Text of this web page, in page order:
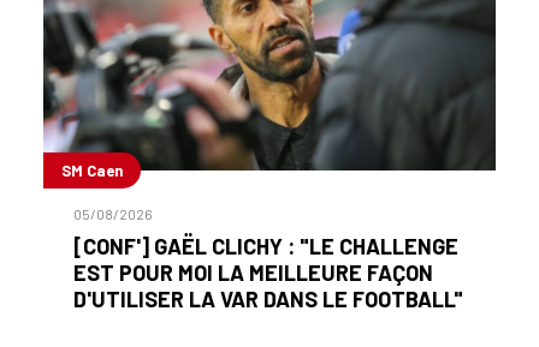
SM Caen
05/08/2026
[CONF'] GAËL CLICHY : "LE CHALLENGE
EST POUR MOI LA MEILLEURE FAÇON
D'UTILISER LA VAR DANS LE FOOTBALL"